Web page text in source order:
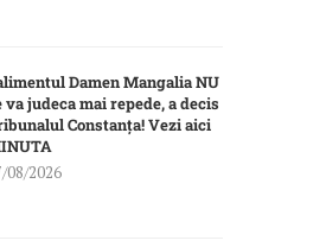
Damen Mangalia NU
va judeca mai repede, a decis
Constanța! Vezi aici
08/2026